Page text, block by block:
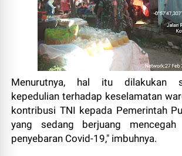
Menurutnya, hal itu dilakukan
kepedulian terhadap keselamatan
kontribusi TNI kepada Pemerintah
yang sedang berjuang
penyebaran Covid-19," imbuhnya.